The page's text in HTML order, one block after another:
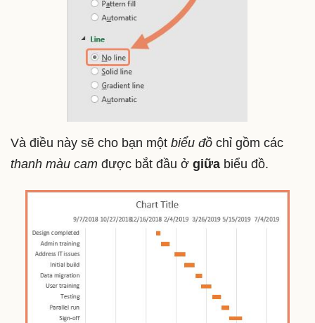
Và điều này sẽ cho bạn một biểu đồ chỉ gồm các
thanh màu cam được bắt đầu ở giữa biểu đồ.